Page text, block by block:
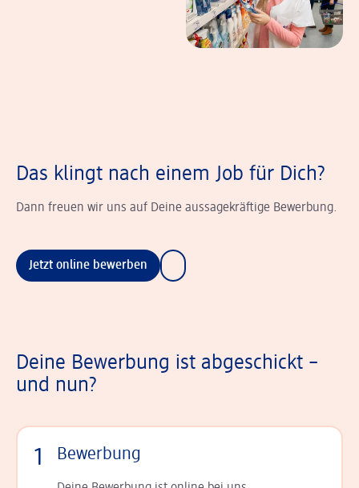
Das klingt nach einem Job für Dich?
Dann freuen wir uns auf Deine aussagekräftige Bewerbung.
Jetzt online bewerben
Deine Bewerbung ist abgeschickt –
und nun?
1 Bewerbung